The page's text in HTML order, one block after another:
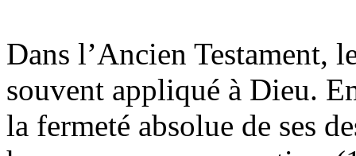
Dans l’Ancien Testament,
souvent appliqué à Dieu.
la fermeté absolue de ses